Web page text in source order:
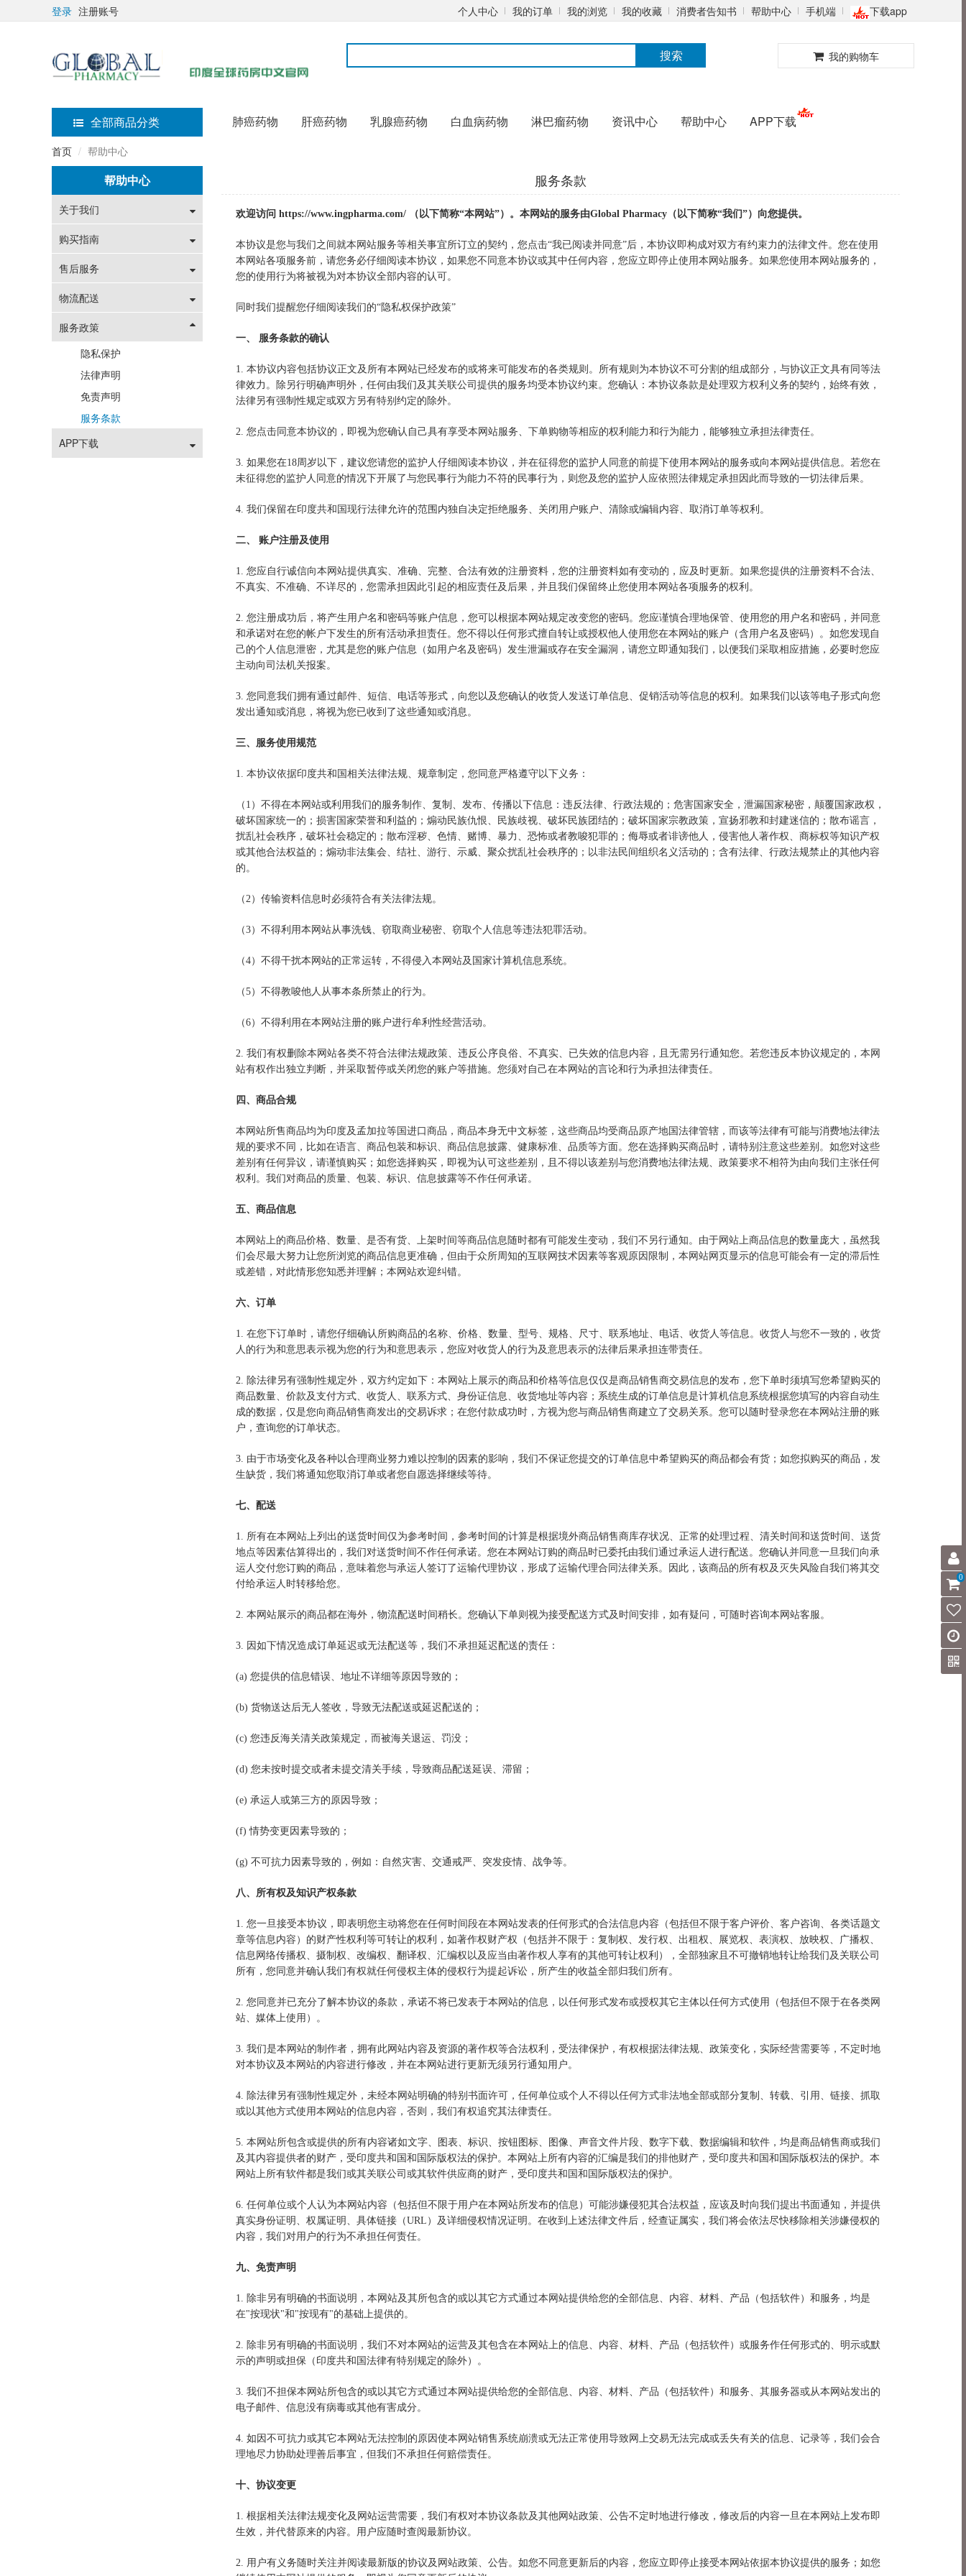
登录 注册账号 个人中心 我的订单 我的浏览 我的收藏 消费者告知书 帮助中心 手机端 下载app
搜索 我的购物车
全部商品分类 肺癌药物 肝癌药物 乳腺癌药物 白血病药物 淋巴瘤药物 资讯中心 帮助中心 APP下载
首页 帮助中心
帮助中心
关于我们
购买指南
售后服务
物流配送
服务政策
隐私保护
法律声明
免责声明
服务条款
APP下载
服务条款
欢迎访问 https://www.ingpharma.com/ （以下简称“本网站”）。本网站的服务由Global Pharmacy（以下简称“我们”）向您提供。
本协议是您与我们之间就本网站服务等相关事宜所订立的契约，您点击“我已阅读并同意”后，本协议即构成对双方有约束力的法律文件。您在使用
本网站各项服务前，请您务必仔细阅读本协议，如果您不同意本协议或其中任何内容，您应立即停止使用本网站服务。如果您使用本网站服务的，
您的使用行为将被视为对本协议全部内容的认可。
同时我们提醒您仔细阅读我们的“隐私权保护政策”
一、 服务条款的确认
1. 本协议内容包括协议正文及所有本网站已经发布的或将来可能发布的各类规则。所有规则为本协议不可分割的组成部分，与协议正文具有同等法
律效力。除另行明确声明外，任何由我们及其关联公司提供的服务均受本协议约束。您确认：本协议条款是处理双方权利义务的契约，始终有效，
法律另有强制性规定或双方另有特别约定的除外。
2. 您点击同意本协议的，即视为您确认自己具有享受本网站服务、下单购物等相应的权利能力和行为能力，能够独立承担法律责任。
3. 如果您在18周岁以下，建议您请您的监护人仔细阅读本协议，并在征得您的监护人同意的前提下使用本网站的服务或向本网站提供信息。若您在
未征得您的监护人同意的情况下开展了与您民事行为能力不符的民事行为，则您及您的监护人应依照法律规定承担因此而导致的一切法律后果。
4. 我们保留在印度共和国现行法律允许的范围内独自决定拒绝服务、关闭用户账户、清除或编辑内容、取消订单等权利。
二、 账户注册及使用
1. 您应自行诚信向本网站提供真实、准确、完整、合法有效的注册资料，您的注册资料如有变动的，应及时更新。如果您提供的注册资料不合法、
不真实、不准确、不详尽的，您需承担因此引起的相应责任及后果，并且我们保留终止您使用本网站各项服务的权利。
2. 您注册成功后，将产生用户名和密码等账户信息，您可以根据本网站规定改变您的密码。您应谨慎合理地保管、使用您的用户名和密码，并同意
和承诺对在您的帐户下发生的所有活动承担责任。您不得以任何形式擅自转让或授权他人使用您在本网站的账户（含用户名及密码）。如您发现自
己的个人信息泄密，尤其是您的账户信息（如用户名及密码）发生泄漏或存在安全漏洞，请您立即通知我们，以便我们采取相应措施，必要时您应
主动向司法机关报案。
3. 您同意我们拥有通过邮件、短信、电话等形式，向您以及您确认的收货人发送订单信息、促销活动等信息的权利。如果我们以该等电子形式向您
发出通知或消息，将视为您已收到了这些通知或消息。
三、服务使用规范
1. 本协议依据印度共和国相关法律法规、规章制定，您同意严格遵守以下义务：
（1）不得在本网站或利用我们的服务制作、复制、发布、传播以下信息：违反法律、行政法规的；危害国家安全，泄漏国家秘密，颠覆国家政权，
破坏国家统一的；损害国家荣誉和利益的；煽动民族仇恨、民族歧视、破坏民族团结的；破坏国家宗教政策，宣扬邪教和封建迷信的；散布谣言，
扰乱社会秩序，破坏社会稳定的；散布淫秽、色情、赌博、暴力、恐怖或者教唆犯罪的；侮辱或者诽谤他人，侵害他人著作权、商标权等知识产权
或其他合法权益的；煽动非法集会、结社、游行、示威、聚众扰乱社会秩序的；以非法民间组织名义活动的；含有法律、行政法规禁止的其他内容
的。
（2）传输资料信息时必须符合有关法律法规。
（3）不得利用本网站从事洗钱、窃取商业秘密、窃取个人信息等违法犯罪活动。
（4）不得干扰本网站的正常运转，不得侵入本网站及国家计算机信息系统。
（5）不得教唆他人从事本条所禁止的行为。
（6）不得利用在本网站注册的账户进行牟利性经营活动。
2. 我们有权删除本网站各类不符合法律法规政策、违反公序良俗、不真实、已失效的信息内容，且无需另行通知您。若您违反本协议规定的，本网
站有权作出独立判断，并采取暂停或关闭您的账户等措施。您须对自己在本网站的言论和行为承担法律责任。
四、商品合规
本网站所售商品均为印度及孟加拉等国进口商品，商品本身无中文标签，这些商品均受商品原产地国法律管辖，而该等法律有可能与消费地法律法
规的要求不同，比如在语言、商品包装和标识、商品信息披露、健康标准、品质等方面。您在选择购买商品时，请特别注意这些差别。如您对这些
差别有任何异议，请谨慎购买；如您选择购买，即视为认可这些差别，且不得以该差别与您消费地法律法规、政策要求不相符为由向我们主张任何
权利。我们对商品的质量、包装、标识、信息披露等不作任何承诺。
五、商品信息
本网站上的商品价格、数量、是否有货、上架时间等商品信息随时都有可能发生变动，我们不另行通知。由于网站上商品信息的数量庞大，虽然我
们会尽最大努力让您所浏览的商品信息更准确，但由于众所周知的互联网技术因素等客观原因限制，本网站网页显示的信息可能会有一定的滞后性
或差错，对此情形您知悉并理解；本网站欢迎纠错。
六、订单
1. 在您下订单时，请您仔细确认所购商品的名称、价格、数量、型号、规格、尺寸、联系地址、电话、收货人等信息。收货人与您不一致的，收货
人的行为和意思表示视为您的行为和意思表示，您应对收货人的行为及意思表示的法律后果承担连带责任。
2. 除法律另有强制性规定外，双方约定如下：本网站上展示的商品和价格等信息仅仅是商品销售商交易信息的发布，您下单时须填写您希望购买的
商品数量、价款及支付方式、收货人、联系方式、身份证信息、收货地址等内容；系统生成的订单信息是计算机信息系统根据您填写的内容自动生
成的数据，仅是您向商品销售商发出的交易诉求；在您付款成功时，方视为您与商品销售商建立了交易关系。您可以随时登录您在本网站注册的账
户，查询您的订单状态。
3. 由于市场变化及各种以合理商业努力难以控制的因素的影响，我们不保证您提交的订单信息中希望购买的商品都会有货；如您拟购买的商品，发
生缺货，我们将通知您取消订单或者您自愿选择继续等待。
七、配送
1. 所有在本网站上列出的送货时间仅为参考时间，参考时间的计算是根据境外商品销售商库存状况、正常的处理过程、清关时间和送货时间、送货
地点等因素估算得出的，我们对送货时间不作任何承诺。您在本网站订购的商品时已委托由我们通过承运人进行配送。您确认并同意一旦我们向承
运人交付您订购的商品，意味着您与承运人签订了运输代理协议，形成了运输代理合同法律关系。因此，该商品的所有权及灭失风险自我们将其交
付给承运人时转移给您。
2. 本网站展示的商品都在海外，物流配送时间稍长。您确认下单则视为接受配送方式及时间安排，如有疑问，可随时咨询本网站客服。
3. 因如下情况造成订单延迟或无法配送等，我们不承担延迟配送的责任：
(a) 您提供的信息错误、地址不详细等原因导致的；
(b) 货物送达后无人签收，导致无法配送或延迟配送的；
(c) 您违反海关清关政策规定，而被海关退运、罚没；
(d) 您未按时提交或者未提交清关手续，导致商品配送延误、滞留；
(e) 承运人或第三方的原因导致；
(f) 情势变更因素导致的；
(g) 不可抗力因素导致的，例如：自然灾害、交通戒严、突发疫情、战争等。
八、所有权及知识产权条款
1. 您一旦接受本协议，即表明您主动将您在任何时间段在本网站发表的任何形式的合法信息内容（包括但不限于客户评价、客户咨询、各类话题文
章等信息内容）的财产性权利等可转让的权利，如著作权财产权（包括并不限于：复制权、发行权、出租权、展览权、表演权、放映权、广播权、
信息网络传播权、摄制权、改编权、翻译权、汇编权以及应当由著作权人享有的其他可转让权利），全部独家且不可撤销地转让给我们及关联公司
所有，您同意并确认我们有权就任何侵权主体的侵权行为提起诉讼，所产生的收益全部归我们所有。
2. 您同意并已充分了解本协议的条款，承诺不将已发表于本网站的信息，以任何形式发布或授权其它主体以任何方式使用（包括但不限于在各类网
站、媒体上使用）。
3. 我们是本网站的制作者，拥有此网站内容及资源的著作权等合法权利，受法律保护，有权根据法律法规、政策变化，实际经营需要等，不定时地
对本协议及本网站的内容进行修改，并在本网站进行更新无须另行通知用户。
4. 除法律另有强制性规定外，未经本网站明确的特别书面许可，任何单位或个人不得以任何方式非法地全部或部分复制、转载、引用、链接、抓取
或以其他方式使用本网站的信息内容，否则，我们有权追究其法律责任。
5. 本网站所包含或提供的所有内容诸如文字、图表、标识、按钮图标、图像、声音文件片段、数字下载、数据编辑和软件，均是商品销售商或我们
及其内容提供者的财产，受印度共和国和国际版权法的保护。本网站上所有内容的汇编是我们的排他财产，受印度共和国和国际版权法的保护。本
网站上所有软件都是我们或其关联公司或其软件供应商的财产，受印度共和国和国际版权法的保护。
6. 任何单位或个人认为本网站内容（包括但不限于用户在本网站所发布的信息）可能涉嫌侵犯其合法权益，应该及时向我们提出书面通知，并提供
真实身份证明、权属证明、具体链接（URL）及详细侵权情况证明。在收到上述法律文件后，经查证属实，我们将会依法尽快移除相关涉嫌侵权的
内容，我们对用户的行为不承担任何责任。
九、免责声明
1. 除非另有明确的书面说明，本网站及其所包含的或以其它方式通过本网站提供给您的全部信息、内容、材料、产品（包括软件）和服务，均是
在"按现状"和"按现有"的基础上提供的。
2. 除非另有明确的书面说明，我们不对本网站的运营及其包含在本网站上的信息、内容、材料、产品（包括软件）或服务作任何形式的、明示或默
示的声明或担保（印度共和国法律有特别规定的除外）。
3. 我们不担保本网站所包含的或以其它方式通过本网站提供给您的全部信息、内容、材料、产品（包括软件）和服务、其服务器或从本网站发出的
电子邮件、信息没有病毒或其他有害成分。
4. 如因不可抗力或其它本网站无法控制的原因使本网站销售系统崩溃或无法正常使用导致网上交易无法完成或丢失有关的信息、记录等，我们会合
理地尽力协助处理善后事宜，但我们不承担任何赔偿责任。
十、协议变更
1. 根据相关法律法规变化及网站运营需要，我们有权对本协议条款及其他网站政策、公告不定时地进行修改，修改后的内容一旦在本网站上发布即
生效，并代替原来的内容。用户应随时查阅最新协议。
2. 用户有义务随时关注并阅读最新版的协议及网站政策、公告。如您不同意更新后的内容，您应立即停止接受本网站依据本协议提供的服务；如您
0